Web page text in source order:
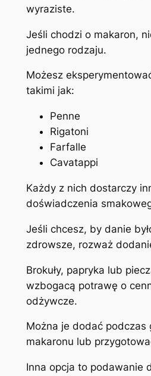
wyraziste.
Jeśli chodzi o makaron,
jednego rodzaju.
Możesz
takimi jak:
Penne
Rigatoni
Farfalle
Cavatappi
Każdy z nich dostarczy
doświadczenia
Jeśli chcesz, by danie
zdrowsze, rozważ
Brokuły, papryka lub
wzbogacą potrawę o
odżywcze.
Można je dodać podczas
makaronu lub
Inna opcja to podawanie